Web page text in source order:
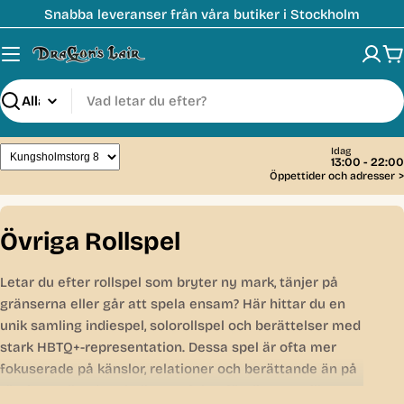
till
innehåll
Snabba leveranser från våra butiker i Stockholm
Sök
Idag
13:00 - 22:00
Öppettider och adresser >
C
o
l
l
e
Övriga Rollspel
Letar du efter rollspel som bryter ny mark, tänjer på
gränserna eller går att spela ensam? Här hittar du en
unik samling indiespel, solorollspel och berättelser med
stark HBTQ+-representation. Dessa spel är ofta mer
fokuserade på känslor, relationer och berättande än på